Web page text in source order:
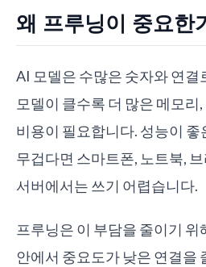
왜 프루닝이 중요한
AI 모델은 수많은 숫자와 연결
모델이 클수록 더 많은 메모리
비용이 필요합니다. 성능이
무겁다면 스마트폰, 노트북,
서버에서는 쓰기 어렵습니다.
프루닝은 이 부담을 줄이기 위
안에서 중요도가 낮은 연결을